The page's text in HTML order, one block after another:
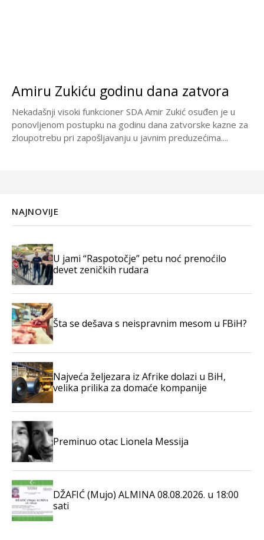
Amiru Zukiću godinu dana zatvora
Nekadašnji visoki funkcioner SDA Amir Zukić osuđen je u
ponovljenom postupku na godinu dana zatvorske kazne za
zloupotrebu pri zapošljavanju u javnim preduzećima....
NAJNOVIJE
U jami “Raspotočje” petu noć prenoćilo
devet zeničkih rudara
Šta se dešava s neispravnim mesom u FBiH?
Najveća željezara iz Afrike dolazi u BiH,
velika prilika za domaće kompanije
Preminuo otac Lionela Messija
DŽAFIĆ (Mujo) ALMINA 08.08.2026. u 18:00
sati